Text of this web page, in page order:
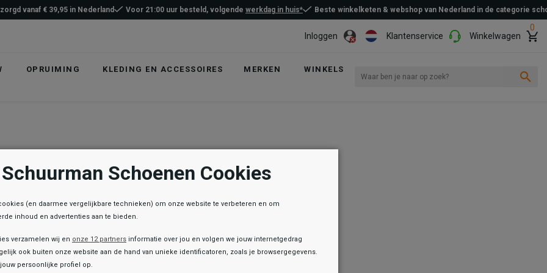
Inloggen Klantenservice
0
Winkelwagen
OPRUIMING KLEDING EN ACCESSOIRES MERKEN WINKELS
vanaf € 39,95 in Nederland Voor 21:00 uur besteld, volgende werkdag in huis* Beste winkelketen & webshop van Nederland in de categorie
Schuurman Schoenen Cookies
(en daarmee vergelijkbare technieken) om onze website te verbeteren en om
inhoud en advertenties aan te bieden.
verzamelen wij en onze 12 partners informatie over jou en volgen we jouw internetgedrag
ook buiten onze website aan de hand van unieke identificatoren, zoals je browsergegevens.
persoonlijke profiel op.